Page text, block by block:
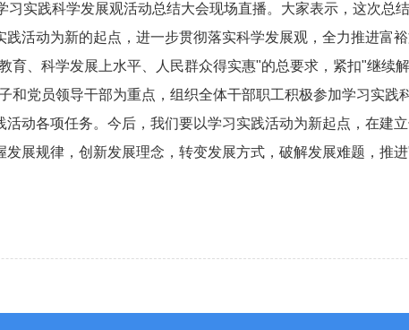
实践科学发展观活动总结大会现场直播。大家表示，这次总
活动为新的起点，进一步贯彻落实科学发展观，全力推进富
育、科学发展上水平、人民群众得实惠"的总要求，紧扣"继续
和党员领导干部为重点，组织全体干部职工积极参加学习实践
动各项任务。今后，我们要以学习实践活动为新起点，在建
展规律，创新发展理念，转变发展方式，破解发展难题，推